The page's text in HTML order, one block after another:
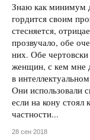
Знаю как минимум
гордится своим
стесняется,
прозвучало, обе
них. Обе
женщин, с кем мне
в
Они использовали
если на кону
частности...
28 сен 2018